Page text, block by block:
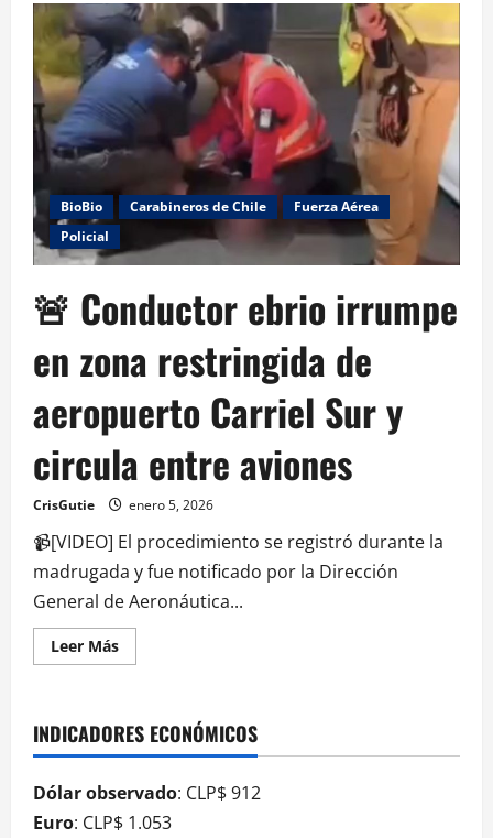
BioBio Carabineros de Chile
Fuerza Aérea
Policial
🚨 Conductor ebrio irrumpe
en zona restringida de
aeropuerto Carriel Sur y
circula entre aviones
CrisGutie enero 5, 2026
📹[VIDEO] El procedimiento se registró durante la
madrugada y fue notificado por la Dirección
General de Aeronáutica...
Leer Más
INDICADORES ECONÓMICOS
Dólar observado: CLP$ 912
Euro: CLP$ 1.053